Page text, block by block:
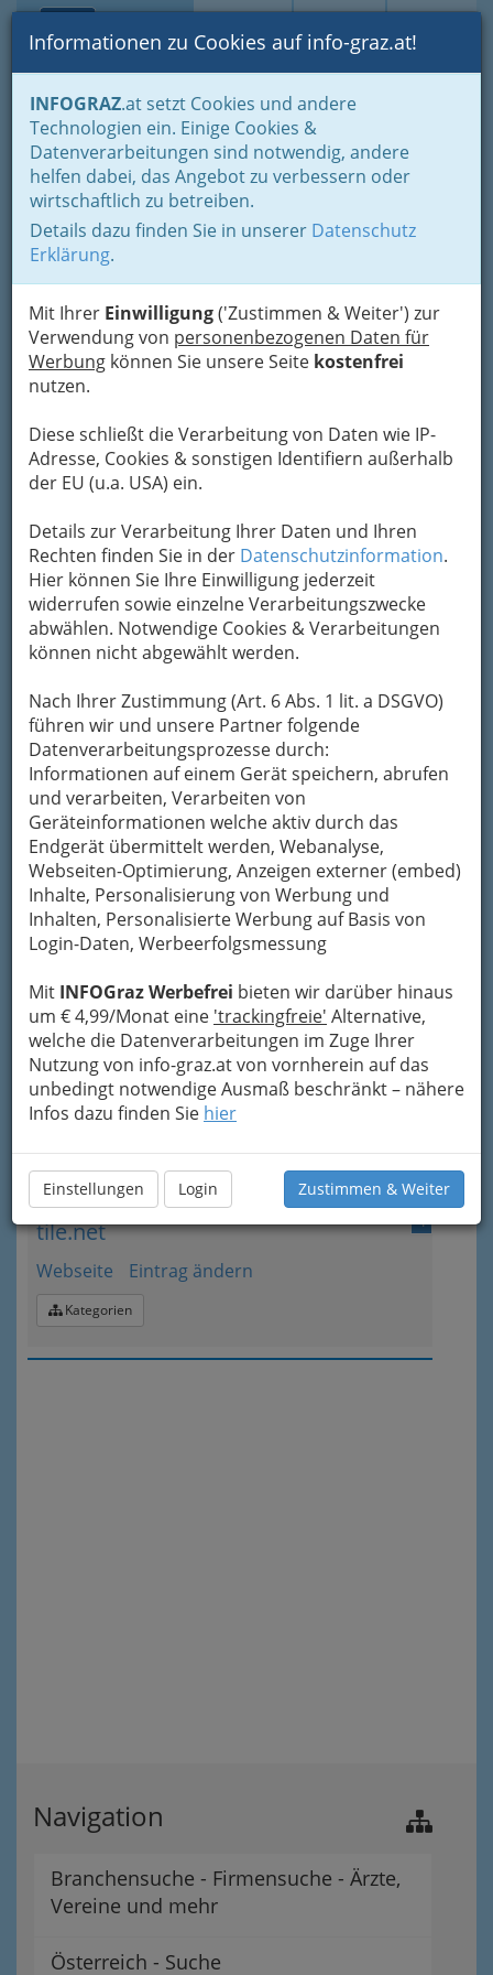
Suche Login Toggle
Informationen zu Cookies auf info-graz.at!
INFOGRAZ.at setzt Cookies und andere
Technologien ein. Einige Cookies &
Datenverarbeitungen sind notwendig, andere
helfen dabei, das Angebot zu verbessern oder
wirtschaftlich zu betreiben.
Details dazu finden Sie in unserer Datenschutz
Erklärung.
Mit Ihrer Einwilligung('Zustimmen & Weiter') zur
Verwendung von personenbezogenen Daten für
Werbung können Sie unsere Seite kostenfrei
nutzen.
Diese schließt die Verarbeitung von Daten wie IP-
Adresse, Cookies & sonstigen Identifiern außerhalb
der EU (u.a. USA) ein.
Details zur Verarbeitung Ihrer Daten und Ihren
Rechten finden Sie in der Datenschutzinformation.
Hier können Sie Ihre Einwilligung jederzeit
widerrufen sowie einzelne Verarbeitungszwecke
abwählen. Notwendige Cookies & Verarbeitungen
können nicht abgewählt werden.
Nach Ihrer Zustimmung (Art. 6 Abs. 1 lit. a DSGVO)
führen wir und unsere Partner folgende
Datenverarbeitungsprozesse durch:
Informationen auf einem Gerät speichern, abrufen
und verarbeiten, Verarbeiten von
Geräteinformationen welche aktiv durch das
Endgerät übermittelt werden, Webanalyse,
Webseiten-Optimierung, Anzeigen externer (embed)
Inhalte, Personalisierung von Werbung und
Inhalten, Personalisierte Werbung auf Basis von
Login-Daten, Werbeerfolgsmessung
Mit INFOGraz Werbefrei bieten wir darüber hinaus
um € 4,99/Monat eine 'trackingfreie' Alternative,
welche die Datenverarbeitungen im Zuge Ihrer
Nutzung von info-graz.at von vornherein auf das
unbedingt notwendige Ausmaß beschränkt – nähere
Infos dazu finden Sie hier
Einstellungen Login Zustimmen & Weiter
Home Branchen Informationsstellen
Internet - Suche
Usenet
Usenet
Das Usenet ist älter als das Internet im heutigen
Sinn (Web) und die richtige Adresse, wenn Sie
schlicht Information ohne Schnörkel, Bilder und
Werbung suchen. In mehr als 50 000
Newgsgroups tauschen Menschen Gedanken,
Wissen und Meinungen über alles Mögliche aus.
Um das News-Angebot zu nützen, brauchen Sie
Ihr Provider einen zur Verfügung) und einen
News-Client (Netscape oder Outlook reichen fürs
Erste aus).
Bezirksauswahl
Alle Bezirke
1
Ananda Bioenergetic Products
Schumanngasse 27, 8010 Graz
+43 316 339 993
+43 316 325 177
Karte & Routenplaner
Eintrag ändern
Kategorien
Google
Webseite Eintrag ändern
Kategorien
3
Rupp Qualitätsreinigung
Ragnitzstraße 16, 8010 Graz
+43 316 319 003
Karte & Routenplaner
Eintrag ändern
Kategorien
4
tile.net
Webseite Eintrag ändern
Kategorien
Navigation
Branchensuche - Firmensuche - Ärzte,
Vereine und mehr
Österreich - Suche